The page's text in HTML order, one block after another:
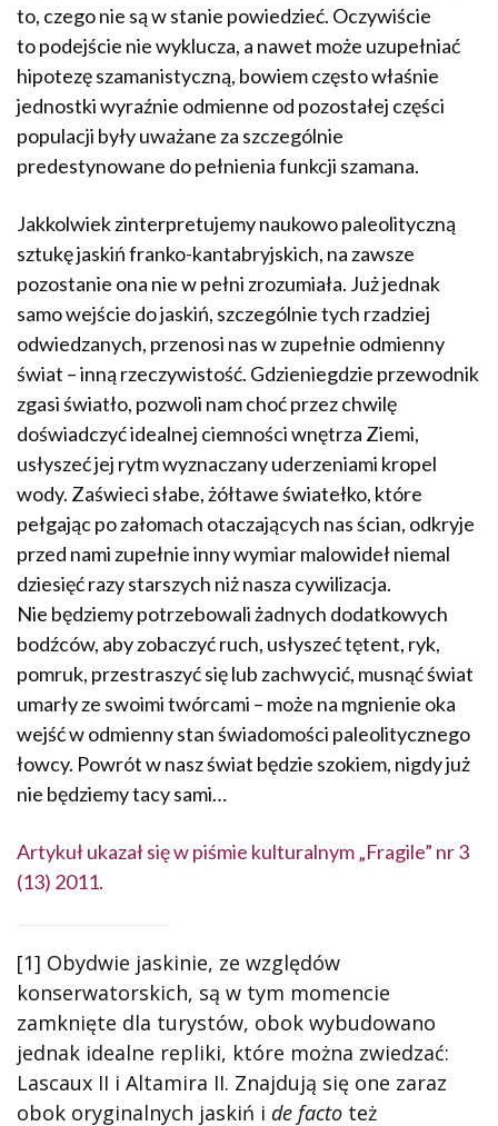
to, czego nie są w stanie powiedzieć. Oczywiście
to podejście nie wyklucza, a nawet może uzupełniać
hipotezę szamanistyczną, bowiem często właśnie
jednostki wyraźnie odmienne od pozostałej części
populacji były uważane za szczególnie
predestynowane do pełnienia funkcji szamana.
Jakkolwiek zinterpretujemy naukowo paleolityczną
sztukę jaskiń franko-kantabryjskich, na zawsze
pozostanie ona nie w pełni zrozumiała. Już jednak
samo wejście do jaskiń, szczególnie tych rzadziej
odwiedzanych, przenosi nas w zupełnie odmienny
świat – inną rzeczywistość. Gdzieniegdzie przewodnik
zgasi światło, pozwoli nam choć przez chwilę
doświadczyć idealnej ciemności wnętrza Ziemi,
usłyszeć jej rytm wyznaczany uderzeniami kropel
wody. Zaświeci słabe, żółtawe światełko, które
pełgając po załomach otaczających nas ścian, odkryje
przed nami zupełnie inny wymiar malowideł niemal
dziesięć razy starszych niż nasza cywilizacja.
Nie będziemy potrzebowali żadnych dodatkowych
bodźców, aby zobaczyć ruch, usłyszeć tętent, ryk,
pomruk, przestraszyć się lub zachwycić, musnąć świat
umarły ze swoimi twórcami – może na mgnienie oka
wejść w odmienny stan świadomości paleolitycznego
łowcy. Powrót w nasz świat będzie szokiem, nigdy już
nie będziemy tacy sami…
Artykuł ukazał się w piśmie kulturalnym „Fragile” nr 3
(13) 2011.
[1] Obydwie jaskinie, ze względów
konserwatorskich, są w tym momencie
zamknięte dla turystów, obok wybudowano
jednak idealne repliki, które można zwiedzać:
Lascaux II i Altamira II. Znajdują się one zaraz
obok oryginalnych jaskiń i de facto też